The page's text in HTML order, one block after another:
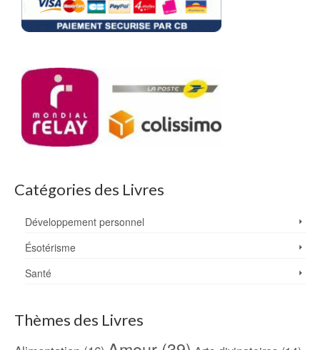
Catégories des Livres
Développement personnel
Ésotérisme
Santé
Thèmes des Livres